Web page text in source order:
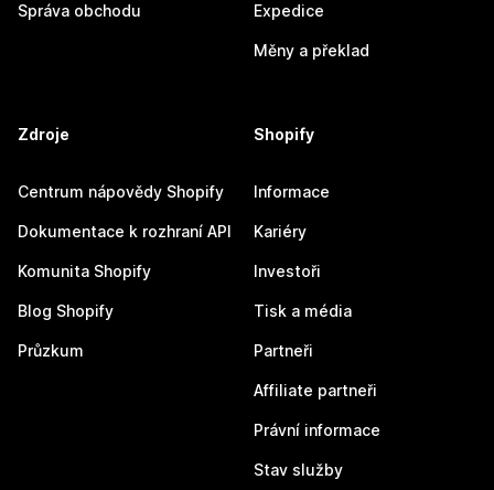
Správa obchodu Expedice
Měny a překlad
Zdroje
Centrum nápovědy Shopify
Dokumentace k rozhraní API
Komunita Shopify
Blog Shopify
Průzkum
Shopify
Informace
Kariéry
Investoři
Tisk a média
Partneři
Affiliate partneři
Právní informace
Stav služby